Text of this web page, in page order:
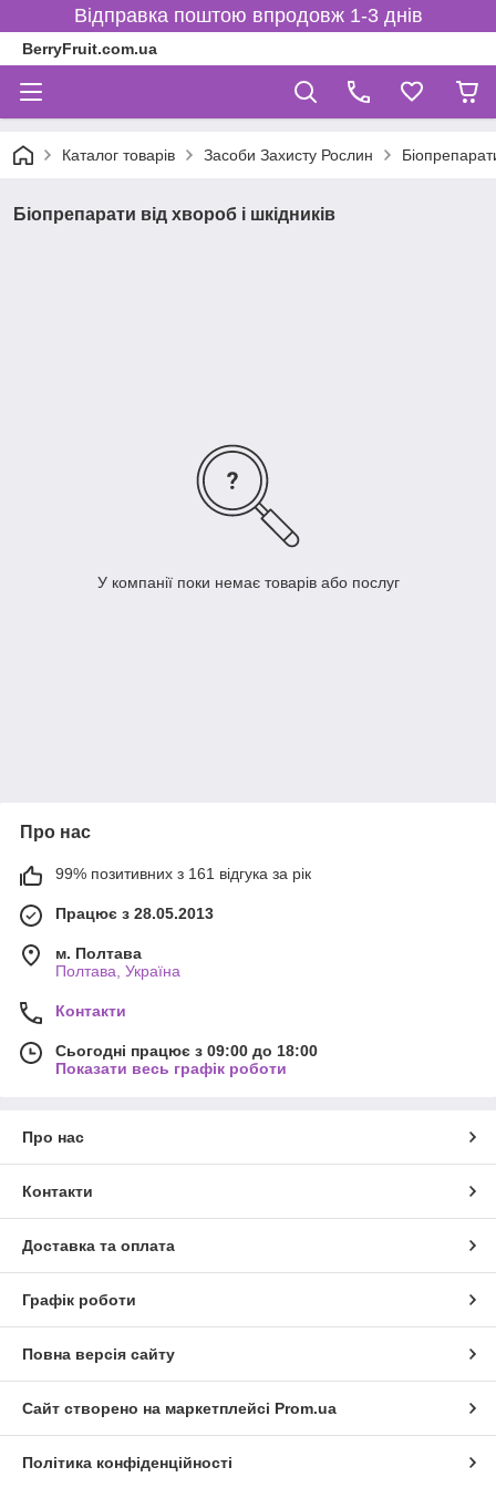
Відправка поштою впродовж 1-3 днів
BerryFruit.com.ua
Каталог товарів Засоби Захисту Рослин
Біопрепарати від хвороб і шкідників
У компанії поки немає товарів або послуг
Про нас
99% позитивних з 161 відгука за рік
Працює з 28.05.2013
м. Полтава
Полтава, Україна
Контакти
Сьогодні працює з 09:00 до 18:00
Показати весь графік роботи
Про нас
Контакти
Доставка та оплата
Графік роботи
Повна версія сайту
Сайт створено на маркетплейсі Prom.ua
Політика конфіденційності